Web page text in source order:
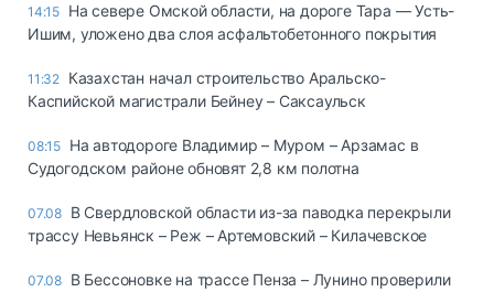
14:15 На севере Омской области, на дороге Тара — Усть-
Ишим, уложено два слоя асфальтобетонного покрытия
11:32 Казахстан начал строительство Аральско-
Каспийской магистрали Бейнеу – Саксаульск
08:15 На автодороге Владимир – Муром – Арзамас в
Судогодском районе обновят 2,8 км полотна
07.08 В Свердловской области из-за паводка перекрыли
трассу Невьянск – Реж – Артемовский – Килачевское
07.08 В Бессоновке на трассе Пенза – Лунино проверили